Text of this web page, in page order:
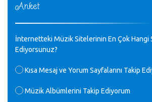
♪
30 yıl sonra karşılaşmak çok güzel
M.Semih Baylan - 08.01.2023
♪
Değerli Müfit hocama en içten sevgi
yaptım.1994 yılında derginin bu daldaki
görülmüştüm evde yıllar sonra plaketi buldum
Anket
İnternetteki Müzik Sitelerinin En Çok Hangi
Ediyorsunuz?
Kısa Mesaj ve Yorum Sayfalarını Takip
Müzik Albümlerini Takip Ediyorum